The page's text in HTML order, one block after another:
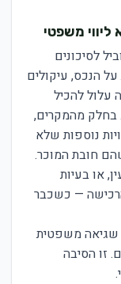
משפטי
לסיכונים
על הנכס, עיקולים
עלול להכיל
בחלק מהמקרים,
נוספות שלא
חובת המוכר.
או בעיות
— כשכבר
שגיאה משפטית
זו הסיבה